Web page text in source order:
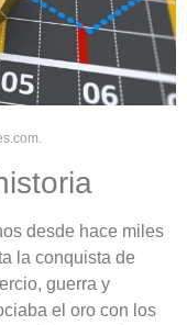
desde hace miles
la conquista de
guerra y
el oro con los